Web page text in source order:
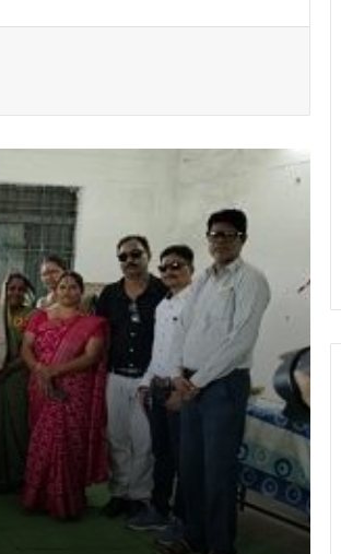
स्रोत हैं – विधायक ललित चंद्राकर…
फोकस, उद्योग चैंबर के प्रतिनिधिमंडल से की अहम
भिलाई इस्पात संयंत्र द्वारा दुर्ग जिले के गोढ़ी एवं
खोपली गांवों में निःशुल्क चिकित्सा शिविर आयोजित…
बीएसपी की माइन सेफ्टी मैनेजमेंट प्लान कार्यशाला का
शुभारंभ, खदानों में सुरक्षा संस्कृति को मिलेगा नया
आयाम…
CM विष्णुदेव साय अमलीपदर रथयात्रा में हुए
शामिल, बाल्टीजोर नाले पर पुल का ऐलान; महतारी
वंदन और बिजली बिल योजना पर भी दी बड़ी
सौगात…
दुर्ग में खूनी रंजिश का अंत: युवक की बेरहमी से हत्या,
12 घंटे में एक ही परिवार के 6 आरोपी गिरफ्तार…